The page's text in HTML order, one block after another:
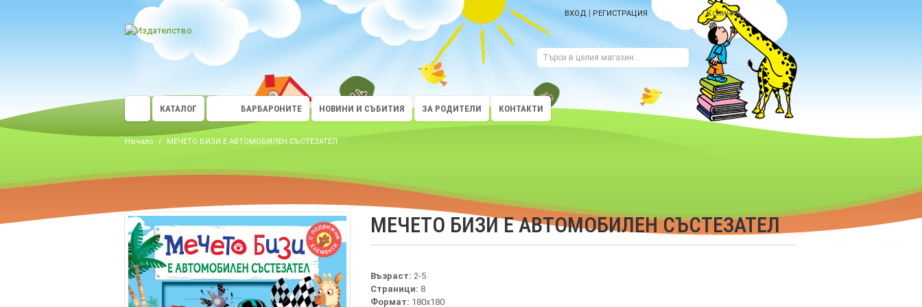
ВХОД | РЕГИСТРАЦИЯ Количка
КАТАЛОГ БАРБАРОНИТЕ НОВИНИ И СЪБИТИЯ ЗА РОДИТЕЛИ КОНТАКТИ
Начало / МЕЧЕТО БИЗИ Е АВТОМОБИЛЕН СЪСТЕЗАТЕЛ
МЕЧЕТО БИЗИ Е АВТОМОБИЛЕН СЪСТЕЗАТЕЛ
Възраст: 2-5
Страници: 8
Формат: 180х180